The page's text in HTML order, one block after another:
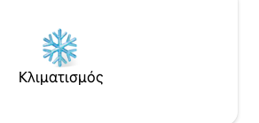
Κλιματισμός